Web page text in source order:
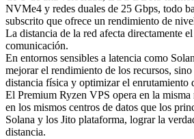
NVMe4 y redes duales de 25 Gbps, todo
subscrito que ofrece un rendimiento de
La distancia de la red afecta directamente
comunicación.
En entornos sensibles a latencia como
mejorar el rendimiento de los recursos,
distancia física y optimizar el enrutamiento
El Premium Ryzen VPS opera en la
en los mismos centros de datos que los
Solana y los Jito plataforma, lograr la
distancia.